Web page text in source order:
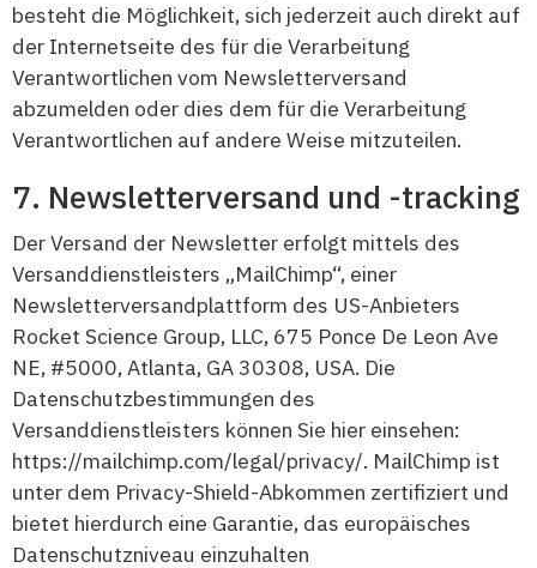
besteht die Möglichkeit, sich jederzeit auch direkt auf
der Internetseite des für die Verarbeitung
Verantwortlichen vom Newsletterversand
abzumelden oder dies dem für die Verarbeitung
Verantwortlichen auf andere Weise mitzuteilen.
Newsletterversand und -tracking
Der Versand der Newsletter erfolgt mittels des
Versanddienstleisters „MailChimp“, einer
Newsletterversandplattform des US-Anbieters
Rocket Science Group, LLC, 675 Ponce De Leon Ave
NE, #5000, Atlanta, GA 30308, USA. Die
Datenschutzbestimmungen des
Versanddienstleisters können Sie hier einsehen:
https://mailchimp.com/legal/privacy/. MailChimp ist
unter dem Privacy-Shield-Abkommen zertifiziert und
bietet hierdurch eine Garantie, das europäisches
Datenschutzniveau einzuhalten